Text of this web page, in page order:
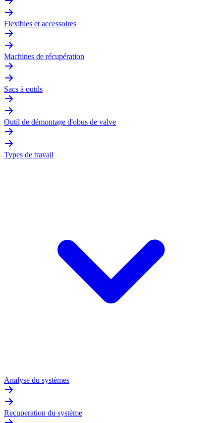
Flexibles et accessoires
Machines de récupération
Sacs à outils
Outil de démontage d'obus de valve
Types de travail
Analyse du systèmes
Recuperation du système